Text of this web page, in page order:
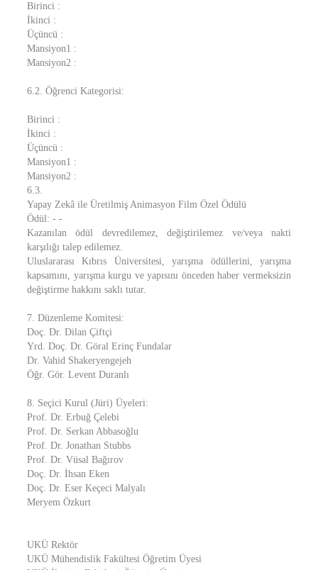
Birinci :
İkinci :
Üçüncü :
Mansiyon1 :
Mansiyon2 :
6.2. Öğrenci Kategorisi:
Birinci :
İkinci :
Üçüncü :
Mansiyon1 :
Mansiyon2 :
6.3.
Yapay Zekâ ile Üretilmiş Animasyon Film Özel Ödülü
Ödül: - -
Kazanılan ödül devredilemez, değiştirilemez ve/veya nakti
karşılığı talep edilemez.
Uluslararası Kıbrıs Üniversitesi, yarışma ödüllerini, yarışma
kapsamını, yarışma kurgu ve yapısını önceden haber vermeksizin
değiştirme hakkını saklı tutar.
7. Düzenleme Komitesi:
Doç. Dr. Dilan Çiftçi
Yrd. Doç. Dr. Göral Erinç Fundalar
Dr. Vahid Shakeryengejeh
Öğr. Gör. Levent Duranlı
8. Seçici Kurul (Jüri) Üyeleri:
Prof. Dr. Erbuğ Çelebi
Prof. Dr. Serkan Abbasoğlu
Prof. Dr. Jonathan Stubbs
Prof. Dr. Vüsal Bağırov
Doç. Dr. İhsan Eken
Doç. Dr. Eser Keçeci Malyalı
Meryem Özkurt
UKÜ Rektör
UKÜ Mühendislik Fakültesi Öğretim Üyesi